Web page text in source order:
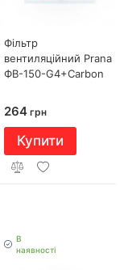
Фільтр
вентиляційний Prana
ФВ-150-G4+Carbon
264грн
Купити
В
наявності